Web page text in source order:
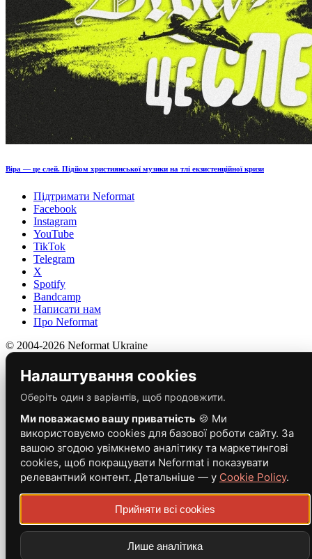
Віра — це слей. Підйом християнської музики на тлі екзистенційної кризи
Підтримати Neformat
Facebook
Instagram
YouTube
TikTok
Telegram
X
Spotify
Bandcamp
Написати нам
Про Neformat
© 2004-2026 Neformat Ukraine
Налаштування cookies
Оберіть один з варіантів, щоб продовжити.
Ми поважаємо вашу приватність 🍪 Ми
використовуємо cookies для базової роботи сайту. За
вашою згодою увімкнемо аналітику та маркетингові
cookies, щоб покращувати Neformat і показувати
релевантний контент. Детальніше — у Cookie Policy.
Прийняти всі cookies
Лише аналітика